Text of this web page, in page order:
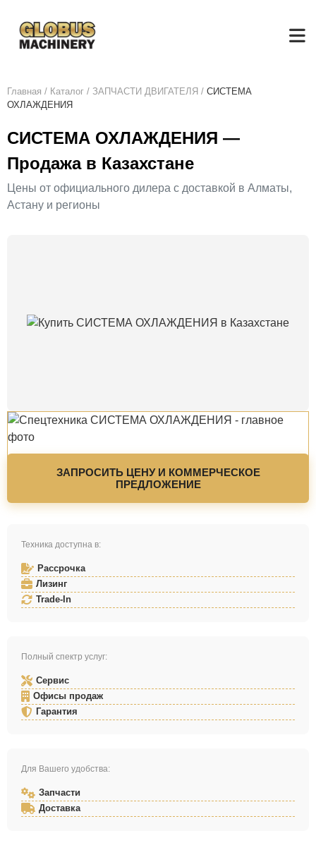
Главная / Каталог / ЗАПЧАСТИ ДВИГАТЕЛЯ / СИСТЕМА
ОХЛАЖДЕНИЯ
СИСТЕМА ОХЛАЖДЕНИЯ —
Продажа в Казахстане
Цены от официального дилера с доставкой в Алматы,
Астану и регионы
ЗАПРОСИТЬ ЦЕНУ И КОММЕРЧЕСКОЕ
ПРЕДЛОЖЕНИЕ
Техника доступна в:
Рассрочка
Лизинг
Trade-In
Полный спектр услуг:
Сервис
Офисы продаж
Гарантия
Для Вашего удобства:
Запчасти
Доставка